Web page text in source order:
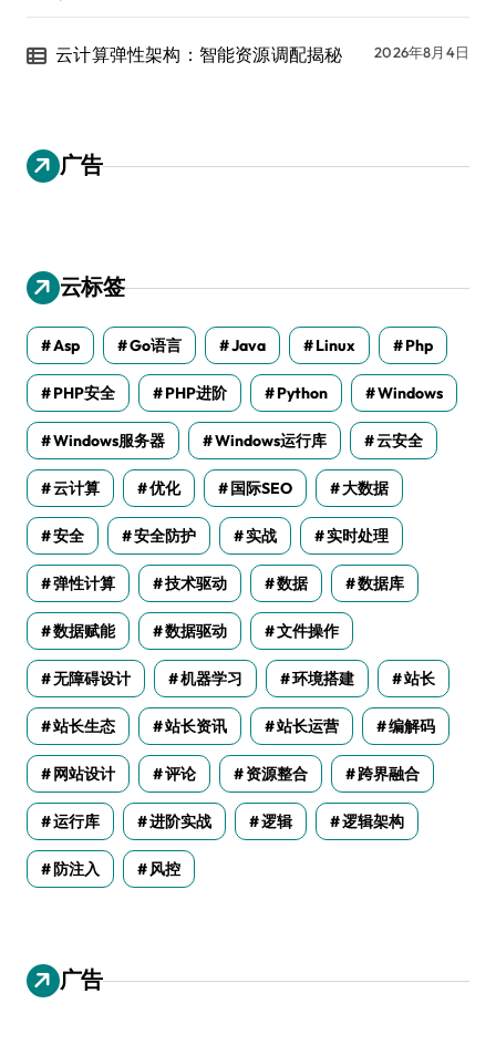
云计算弹性架构：智能资源调配揭秘 2026年8月4日
广告
云标签
Asp Go语言 Java Linux Php
PHP安全 PHP进阶 Python Windows
Windows服务器 Windows运行库 云安全
云计算 优化 国际SEO 大数据
安全 安全防护 实战 实时处理
弹性计算 技术驱动 数据 数据库
数据赋能 数据驱动 文件操作
无障碍设计 机器学习 环境搭建 站长
站长生态 站长资讯 站长运营 编解码
网站设计 评论 资源整合 跨界融合
运行库 进阶实战 逻辑 逻辑架构
防注入 风控
广告